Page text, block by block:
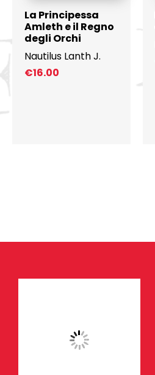
La Principessa
Amleth e il Regno
degli Orchi
Nautilus Lanth J.
€16.00